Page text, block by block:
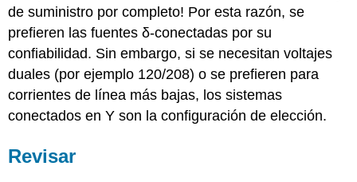
de suministro por completo! Por esta razón, se
prefieren las fuentes δ-conectadas por su
confiabilidad. Sin embargo, si se necesitan voltajes
duales (por ejemplo 120/208) o se prefieren para
corrientes de línea más bajas, los sistemas
conectados en Y son la configuración de elección.
Revisar